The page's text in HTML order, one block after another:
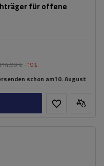
für offene
€ -19%
schon am10. August